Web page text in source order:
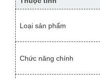
Loại sản phẩm
Chức năng chính